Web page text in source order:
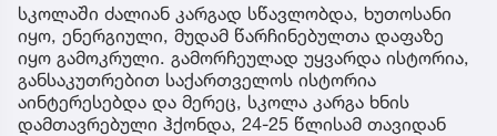
სკოლაში ძალიან კარგად სწავლობდა, ხუთოსანი
იყო, ენერგიული, მუდამ წარჩინებულთა დაფაზე
იყო გამოკრული. გამორჩეულად უყვარდა ისტორია,
განსაკუთრებით საქართველოს ისტორია
აინტერესებდა და მერეც, სკოლა კარგა ხნის
დამთავრებული ჰქონდა, 24-25 წლისამ თავიდან